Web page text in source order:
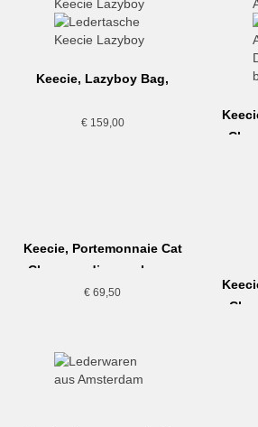
Keecie, Lazyboy Bag,
€159,00
Keecie, Portemonnaie Cat
Chase medium, schwarz
€ 69,50